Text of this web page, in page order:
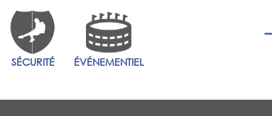
SÉCURITÉ ÉVÉNEMENTIEL